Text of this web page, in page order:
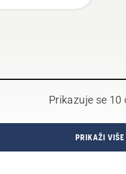
Prikazuje se 10
PRIKAŽI VIŠE